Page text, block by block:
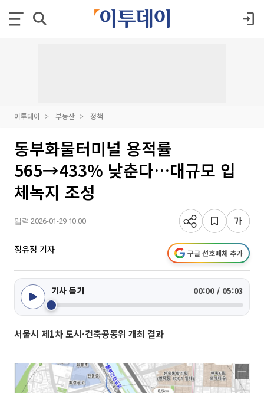
이투데이 부동산 정책
동부화물터미널 용적률
565→433% 낮춘다…대규모 입
체녹지 조성
입력 2026-01-29 10:00
정유정 기자 구글 선호매체 추가
기사 듣기 00:00 / 05:03
서울시 제1차 도시·건축공동위 개최 결과